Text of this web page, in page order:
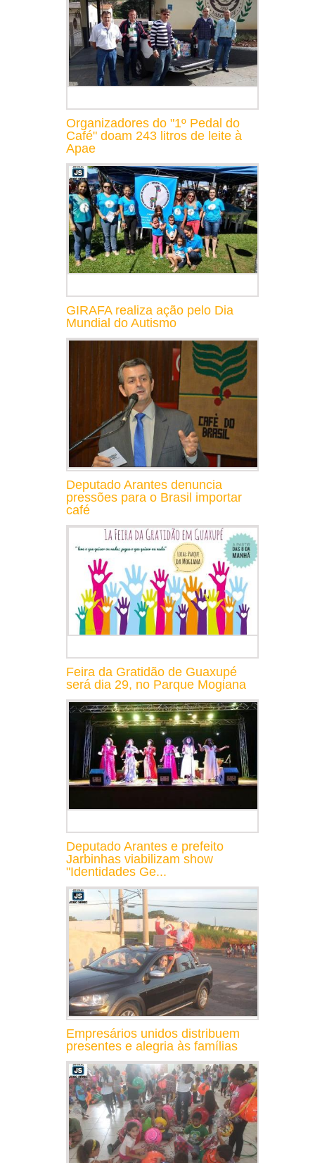
Organizadores do "1º Pedal do
Café" doam 243 litros de leite à
Apae
GIRAFA realiza ação pelo Dia
Mundial do Autismo
Deputado Arantes denuncia
pressões para o Brasil importar
café
Feira da Gratidão de Guaxupé
será dia 29, no Parque Mogiana
Deputado Arantes e prefeito
Jarbinhas viabilizam show
"Identidades Ge...
Empresários unidos distribuem
presentes e alegria às famílias